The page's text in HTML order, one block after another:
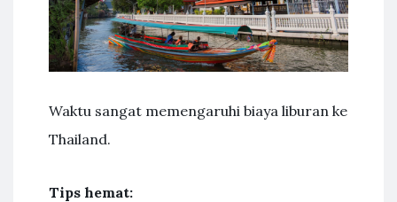
Waktu sangat memengaruhi biaya liburan ke
Thailand.
Tips hemat: